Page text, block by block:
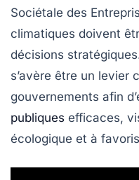
Sociétale des
climatiques doivent
décisions
s’avère être un levier
gouvernements afin
publiques efficaces,
écologique et à